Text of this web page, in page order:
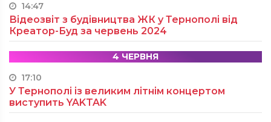
14:47
Відеозвіт з будівництва ЖК у Тернополі від
Креатор-Буд за червень 2024
4 ЧЕРВНЯ
17:10
У Тернополі із великим літнім концертом
виступить YAKTAK